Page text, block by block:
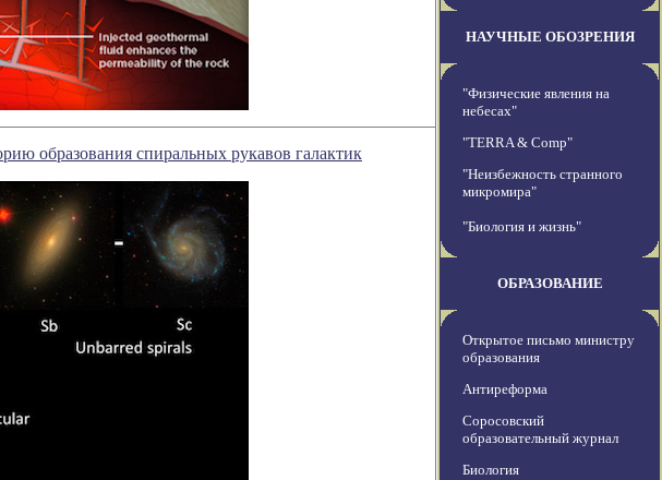
образования спиральных рукавов галактик
НАУЧНЫЕ ОБОЗРЕНИЯ
"Физические явления на
небесах"
"TERRA & Comp"
"Неизбежность странного
микромира"
"Биология и жизнь"
ОБРАЗОВАНИЕ
Открытое письмо министру
образования
Антиреформа
Соросовский
образовательный журнал
Биология